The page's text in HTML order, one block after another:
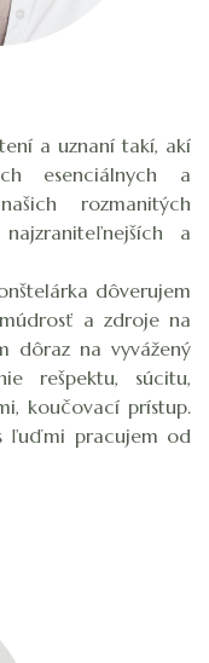
a uznaní takí, akí
esenciálnych a
rozmanitých
a
dôverujem
a zdroje na
dôraz na vyvážený
rešpektu, súcitu,
koučovací prístup.
ľuďmi pracujem od